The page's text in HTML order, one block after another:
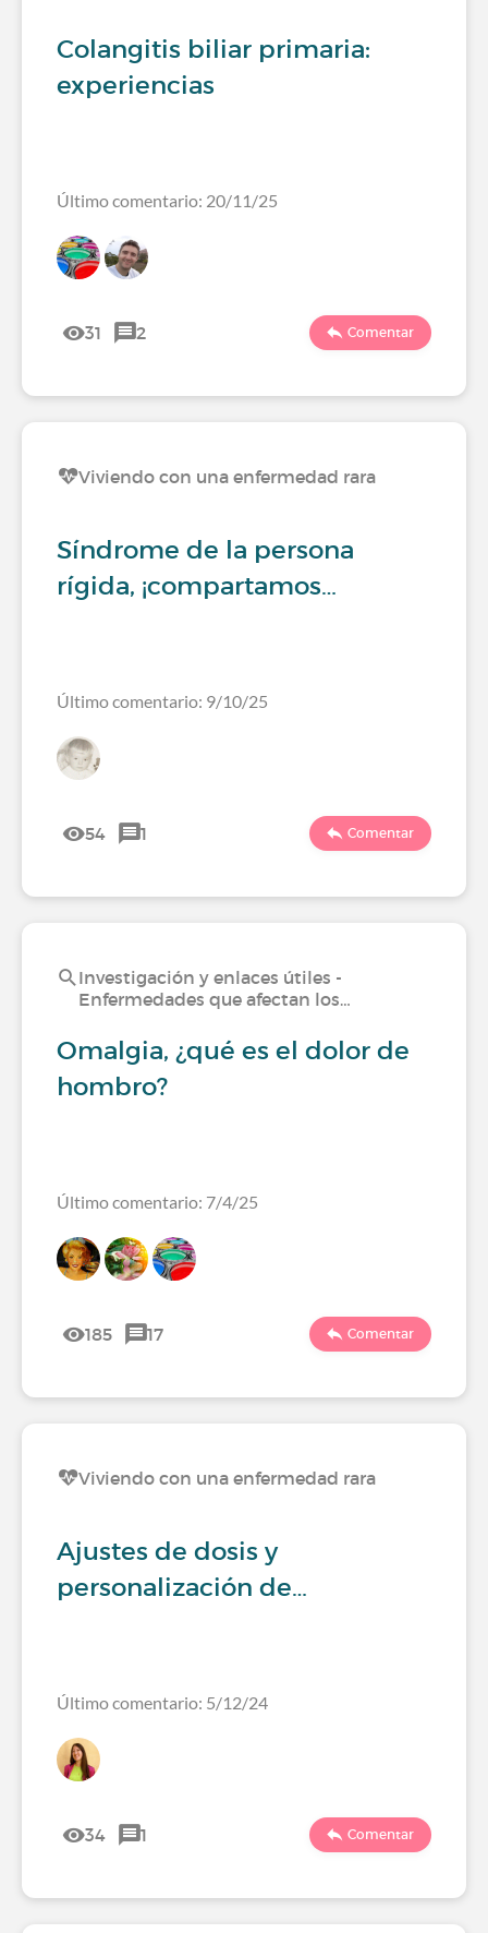
Colangitis biliar primaria:
experiencias
Último comentario: 20/11/25
31 2 Comentar
Viviendo con una enfermedad rara
Síndrome de la persona
rígida, ¡compartamos…
Último comentario: 9/10/25
54 1 Comentar
Investigación y enlaces útiles -
Enfermedades que afectan los…
Omalgia, ¿qué es el dolor de
hombro?
Último comentario: 7/4/25
185 17 Comentar
Viviendo con una enfermedad rara
Ajustes de dosis y
personalización de…
Último comentario: 5/12/24
34 1 Comentar